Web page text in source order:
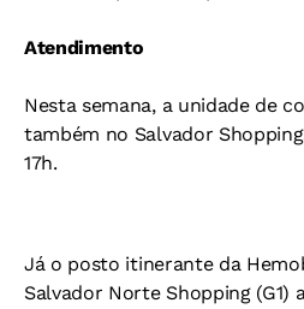
Atendimento
Nesta semana, a unidade de
também no Salvador
17h.
Já o posto itinerante da
Salvador Norte Shopping (G1)